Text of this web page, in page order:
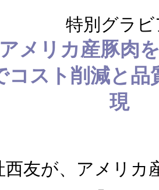
特別グラビ
メリカ産豚肉
コスト削減と品
現
西友が、アメリカ